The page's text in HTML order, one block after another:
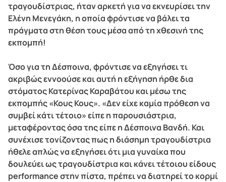
τραγουδίστριας, ήταν αρκετή για να εκνευρίσει την
Ελένη Μενεγάκη, η οποία φρόντισε να βάλει τα
πράγματα στη θέση τους μέσα από τη χθεσινή της
εκπομπή!
Όσο για τη Δέσποινα, φρόντισε να εξηγήσει τι
ακριβώς εννοούσε και αυτή η εξήγηση ήρθε δια
στόματος Κατερίνας Καραβάτου και μέσω της
εκπομπής «Κους Κους». «Δεν είχε καμία πρόθεση να
συμβεί κάτι τέτοιο» είπε η παρουσιάστρια,
μεταφέροντας όσα της είπε η Δέσποινα Βανδή. Και
συνέχισε τονίζοντας πως η διάσημη τραγουδίστρια
ήθελε απλώς να εξηγήσει ότι μια γυναίκα που
δουλεύει ως τραγουδίστρια και κάνει τέτοιου είδους
performance στην πίστα, πρέπει να διατηρεί το κορμί